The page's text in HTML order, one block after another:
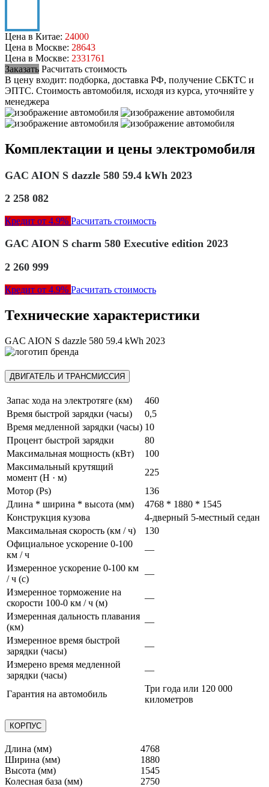
Цена в Китае: 24000
Цена в Москве: 28643
Цена в Москве: 2331761
Заказать Расчитать стоимость
В цену входит: подборка, доставка РФ, получение СБКТС и
ЭПТС. Стоимость автомобиля, исходя из курса, уточняйте у
менеджера
Комплектации и цены электромобиля
GAC AION S dazzle 580 59.4 kWh 2023
2 258 082
Кредит от 4.9% Расчитать стоимость
GAC AION S charm 580 Executive edition 2023
2 260 999
Кредит от 4.9% Расчитать стоимость
Технические характеристики
GAC AION S dazzle 580 59.4 kWh 2023
ДВИГАТЕЛЬ И ТРАНСМИССИЯ
Запас хода на электротяге (км)
460
Время быстрой зарядки (часы)
0,5
Время медленной зарядки (часы) 10
Процент быстрой зарядки
80
Максимальная мощность (кВт)
100
Максимальный крутящий
момент (Н · м)
225
Мотор (Ps)
136
Длина * ширина * высота (мм)
4768 * 1880 * 1545
Конструкция кузова
4-дверный 5-местный седан
Максимальная скорость (км / ч)
130
Официальное ускорение 0-100
км / ч
—
Измеренное ускорение 0-100 км
/ ч (с)
—
Измеренное торможение на
скорости 100-0 км / ч (м)
—
Измеренная дальность плавания
(км)
—
Измеренное время быстрой
зарядки (часы)
—
Измерено время медленной
зарядки (часы)
—
Гарантия на автомобиль
Три года или 120 000
километров
КОРПУС
Длина (мм)
4768
Ширина (мм)
1880
Высота (мм)
1545
Колесная база (мм)
2750